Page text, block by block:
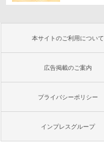
本サイトのご利用について
広告掲載のご案内
プライバシーポリシー
インプレスグループ